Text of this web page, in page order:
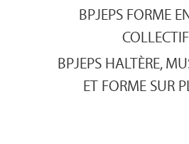
BPJEPS FORME
BPJEPS HALTÈRE,
ET FORME SUR